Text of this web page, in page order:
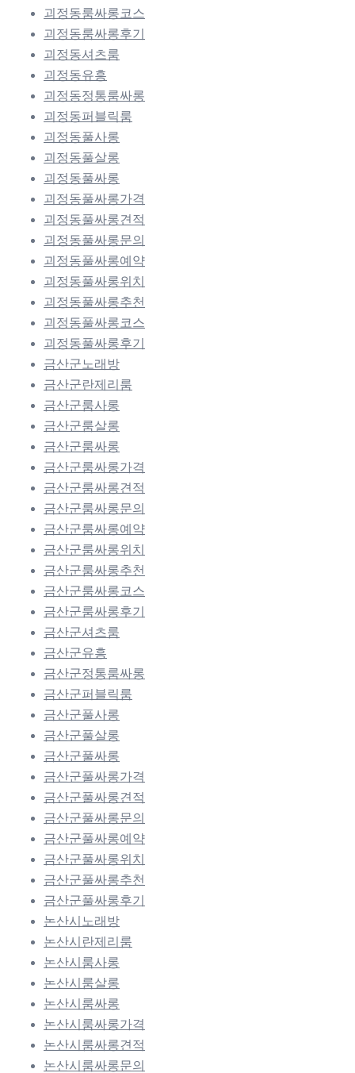
괴정동룸싸롱코스
괴정동룸싸롱후기
괴정동셔츠룸
괴정동유흥
괴정동정통룸싸롱
괴정동퍼블릭룸
괴정동풀사롱
괴정동풀살롱
괴정동풀싸롱
괴정동풀싸롱가격
괴정동풀싸롱견적
괴정동풀싸롱문의
괴정동풀싸롱예약
괴정동풀싸롱위치
괴정동풀싸롱추천
괴정동풀싸롱코스
괴정동풀싸롱후기
금산군노래방
금산군란제리룸
금산군룸사롱
금산군룸살롱
금산군룸싸롱
금산군룸싸롱가격
금산군룸싸롱견적
금산군룸싸롱문의
금산군룸싸롱예약
금산군룸싸롱위치
금산군룸싸롱추천
금산군룸싸롱코스
금산군룸싸롱후기
금산군셔츠룸
금산군유흥
금산군정통룸싸롱
금산군퍼블릭룸
금산군풀사롱
금산군풀살롱
금산군풀싸롱
금산군풀싸롱가격
금산군풀싸롱견적
금산군풀싸롱문의
금산군풀싸롱예약
금산군풀싸롱위치
금산군풀싸롱추천
금산군풀싸롱후기
논산시노래방
논산시란제리룸
논산시룸사롱
논산시룸살롱
논산시룸싸롱
논산시룸싸롱가격
논산시룸싸롱견적
논산시룸싸롱문의